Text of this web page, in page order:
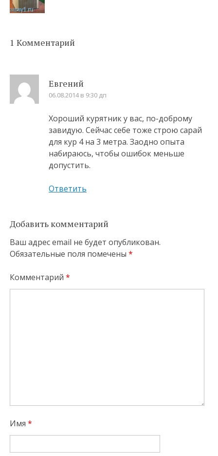
1 Комментарий
Евгений
06.08.2014 в 9:30 дп
Хороший курятник у вас, по-доброму
завидую. Сейчас себе тоже строю сарай
для кур 4 на 3 метра. Заодно опыта
набираюсь, чтобы ошибок меньше
допустить.
Ответить
Добавить комментарий
Ваш адрес email не будет опубликован.
Обязательные поля помечены *
Комментарий *
Имя *